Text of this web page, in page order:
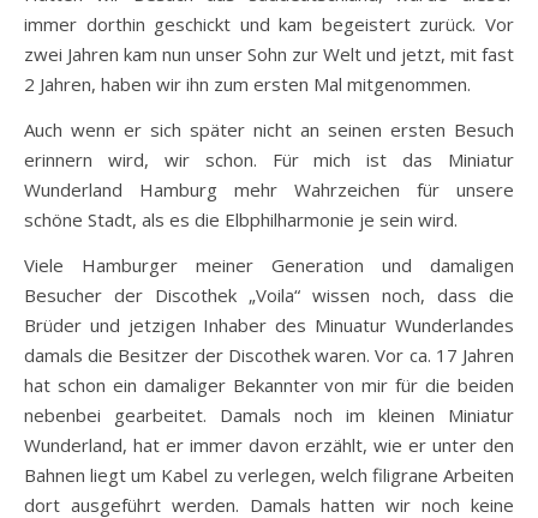
immer dorthin geschickt und kam begeistert zurück. Vor
zwei Jahren kam nun unser Sohn zur Welt und jetzt, mit fast
2 Jahren, haben wir ihn zum ersten Mal mitgenommen.
Auch wenn er sich später nicht an seinen ersten Besuch
erinnern wird, wir schon. Für mich ist das Miniatur
Wunderland Hamburg mehr Wahrzeichen für unsere
schöne Stadt, als es die Elbphilharmonie je sein wird.
Viele Hamburger meiner Generation und damaligen
Besucher der Discothek „Voila“ wissen noch, dass die
Brüder und jetzigen Inhaber des Minuatur Wunderlandes
damals die Besitzer der Discothek waren. Vor ca. 17 Jahren
hat schon ein damaliger Bekannter von mir für die beiden
nebenbei gearbeitet. Damals noch im kleinen Miniatur
Wunderland, hat er immer davon erzählt, wie er unter den
Bahnen liegt um Kabel zu verlegen, welch filigrane Arbeiten
dort ausgeführt werden. Damals hatten wir noch keine